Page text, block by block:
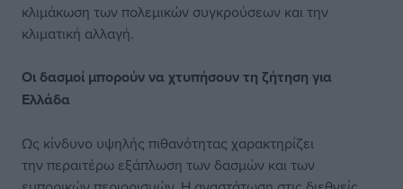
κλιμάκωση των πολεμικών συγκρούσεων και την
κλιματική αλλαγή.
Οι δασμοί μπορούν να χτυπήσουν τη ζήτηση για
Ελλάδα
Ως κίνδυνο υψηλής πιθανότητας χαρακτηρίζει
την περαιτέρω εξάπλωση των δασμών και των